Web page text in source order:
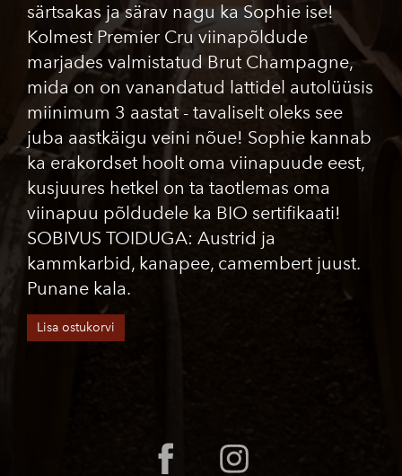
särtsakas ja särav nagu ka Sophie ise!
Kolmest Premier Cru viinapõldude
marjades valmistatud Brut Champagne,
mida on on vanandatud lattidel autolüüsis
miinimum 3 aastat - tavaliselt oleks see
juba aastkäigu veini nõue! Sophie kannab
ka erakordset hoolt oma viinapuude eest,
kusjuures hetkel on ta taotlemas oma
viinapuu põldudele ka BIO sertifikaati!
SOBIVUS TOIDUGA: Austrid ja
kammkarbid, kanapee, camembert juust.
Punane kala.
Lisa ostukorvi